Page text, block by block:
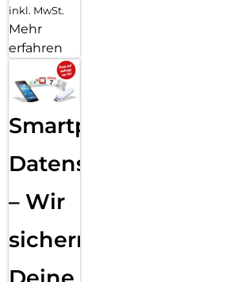
inkl. MwSt.
Mehr
erfahren
Smartphone
Datensicherung
– Wir
sichern